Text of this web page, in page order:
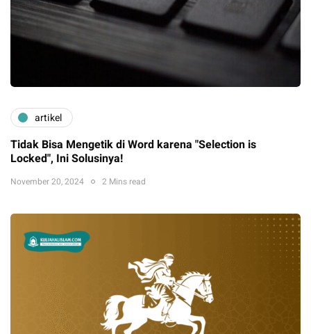
artikel
Tidak Bisa Mengetik di Word karena "Selection is
Locked", Ini Solusinya!
November 20, 2024 2 Mins read